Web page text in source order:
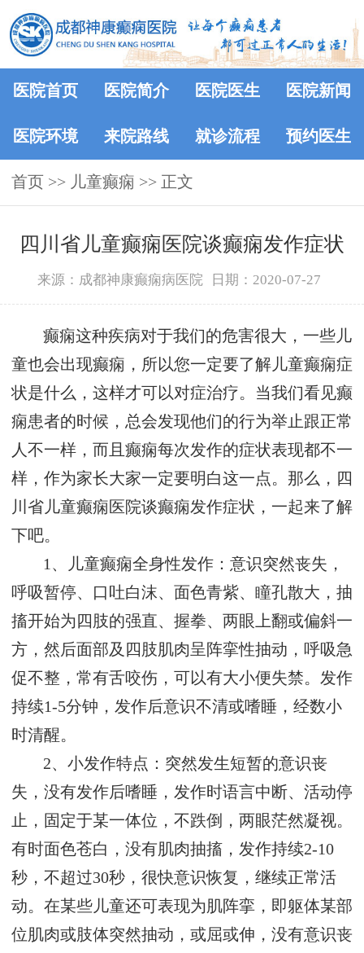
医院首页 医院简介 医院医生 医院新闻
医院环境 来院路线 就诊流程 预约医生
首页 >> 儿童癫痫 >> 正文
四川省儿童癫痫医院谈癫痫发作症状
来源：成都神康癫痫病医院 日期：2020-07-27
癫痫这种疾病对于我们的危害很大，一些儿
童也会出现癫痫，所以您一定要了解儿童癫痫症
状是什么，这样才可以对症治疗。当我们看见癫
痫患者的时候，总会发现他们的行为举止跟正常
人不一样，而且癫痫每次发作的症状表现都不一
样，作为家长大家一定要明白这一点。那么，四
川省儿童癫痫医院谈癫痫发作症状，一起来了解
下吧。
1、儿童癫痫全身性发作：意识突然丧失，
呼吸暂停、口吐白沫、面色青紫、瞳孔散大，抽
搐开始为四肢的强直、握拳、两眼上翻或偏斜一
方，然后面部及四肢肌肉呈阵挛性抽动，呼吸急
促不整，常有舌咬伤，可以有大小便失禁。发作
持续1-5分钟，发作后意识不清或嗜睡，经数小
时清醒。
2、小发作特点：突然发生短暂的意识丧
失，没有发作后嗜睡，发作时语言中断、活动停
止，固定于某一体位，不跌倒，两眼茫然凝视。
有时面色苍白，没有肌肉抽搐，发作持续2-10
秒，不超过30秒，很快意识恢复，继续正常活
动。在某些儿童还可表现为肌阵挛，即躯体某部
位肌肉或肢体突然抽动，或屈或伸，没有意识丧